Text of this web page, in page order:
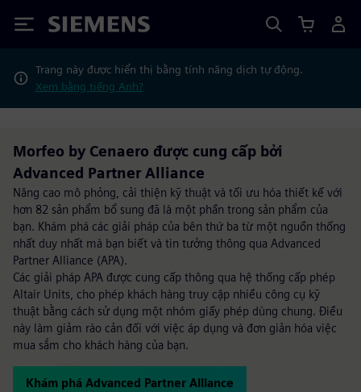
Siemens
Trang này được hiển thị bằng tính năng dịch tự động.
Xem bằng tiếng Anh?
Morfeo by Cenaero được cung cấp bởi
Advanced Partner Alliance
Nâng cao mô phỏng, cải thiện kỹ thuật và tối ưu hóa thiết kế với
hơn 82 sản phẩm bổ sung đã là một phần trong sản phẩm của
bạn. Khám phá các giải pháp của bên thứ ba từ một nguồn thống
nhất duy nhất mà bạn biết và tin tưởng thông qua Advanced
Partner Alliance (APA).
Các giải pháp APA được cung cấp thông qua hệ thống cấp phép
Altair Units, cho phép khách hàng truy cập nhiều công cụ kỹ
thuật bằng cách sử dụng một nhóm giấy phép dùng chung. Điều
này làm giảm rào cản đối với việc áp dụng và đơn giản hóa việc
mua sắm cho khách hàng của bạn.
Khám phá Advanced Partner Alliance